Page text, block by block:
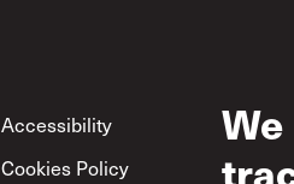
Footer
Accessibility
Cookies Policy